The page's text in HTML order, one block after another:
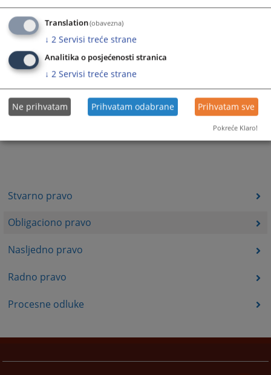
Stvarno pravo
Obligaciono pravo
Nasljedno pravo
Radno pravo
Procesne odluke
Translation(obavezna)
↓ 2 Servisi treće strane
Analitika o posjećenosti stranica
↓ 2 Servisi treće strane
Ne prihvatam Prihvatam odabrane Prihvatam sve
Pokreće Klaro!